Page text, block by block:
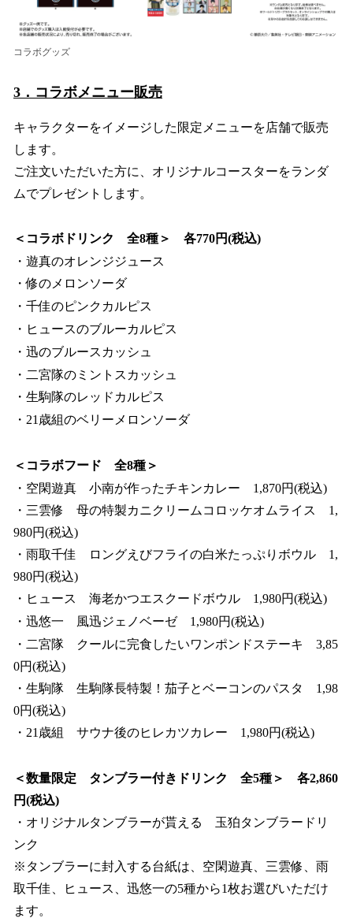
コラボグッズ
3．コラボメニュー販売
キャラクターをイメージした限定メニューを店舗で販売
します。
ご注文いただいた方に、オリジナルコースターをランダ
ムでプレゼントします。
＜コラボドリンク 全8種＞ 各770円(税込)
・遊真のオレンジジュース
・修のメロンソーダ
・千佳のピンクカルピス
・ヒュースのブルーカルピス
・迅のブルースカッシュ
・二宮隊のミントスカッシュ
・生駒隊のレッドカルピス
・21歳組のベリーメロンソーダ
＜コラボフード 全8種＞
・空閑遊真 小南が作ったチキンカレー 1,870円(税込)
・三雲修 母の特製カニクリームコロッケオムライス 1,
980円(税込)
・雨取千佳 ロングえびフライの白米たっぷりボウル 1,
980円(税込)
・ヒュース 海老かつエスクードボウル 1,980円(税込)
・迅悠一 風迅ジェノベーゼ 1,980円(税込)
・二宮隊 クールに完食したいワンポンドステーキ 3,85
0円(税込)
・生駒隊 生駒隊長特製！茄子とベーコンのパスタ 1,98
0円(税込)
・21歳組 サウナ後のヒレカツカレー 1,980円(税込)
＜数量限定 タンブラー付きドリンク 全5種＞ 各2,860
円(税込)
・オリジナルタンブラーが貰える 玉狛タンブラードリ
ンク
※タンブラーに封入する台紙は、空閑遊真、三雲修、雨
取千佳、ヒュース、迅悠一の5種から1枚お選びいただけ
ます。